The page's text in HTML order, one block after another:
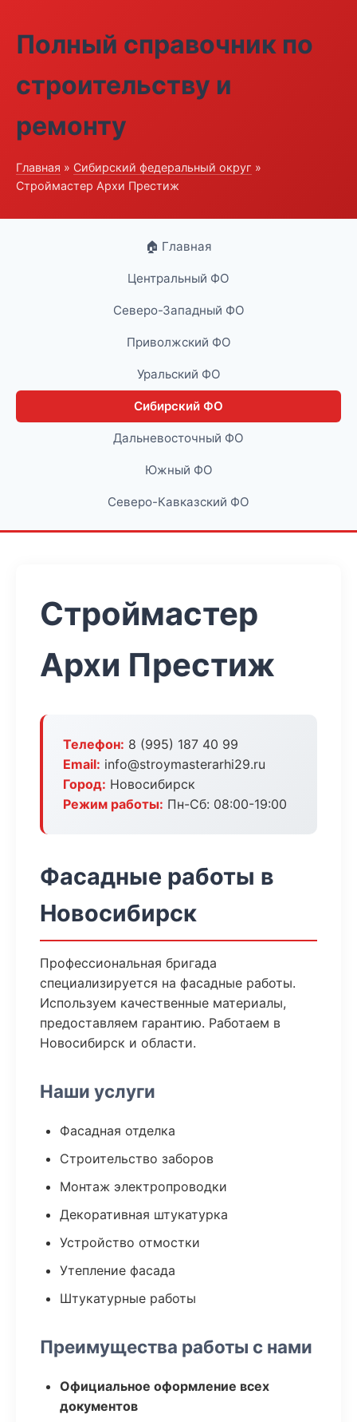
Полный справочник по
строительству и
ремонту
Главная » Сибирский федеральный округ »
Строймастер Архи Престиж
🏠 Главная
Центральный ФО
Северо-Западный ФО
Приволжский ФО
Уральский ФО
Сибирский ФО
Дальневосточный ФО
Южный ФО
Северо-Кавказский ФО
Строймастер
Архи Престиж
Телефон: 8 (995) 187 40 99
Email: info@stroymasterarhi29.ru
Город: Новосибирск
Режим работы: Пн-Сб: 08:00-19:00
Фасадные работы в
Новосибирск
Профессиональная бригада
специализируется на фасадные работы.
Используем качественные материалы,
предоставляем гарантию. Работаем в
Новосибирск и области.
Наши услуги
Фасадная отделка
Строительство заборов
Монтаж электропроводки
Декоративная штукатурка
Устройство отмостки
Утепление фасада
Штукатурные работы
Преимущества работы с нами
Официальное оформление всех
документов